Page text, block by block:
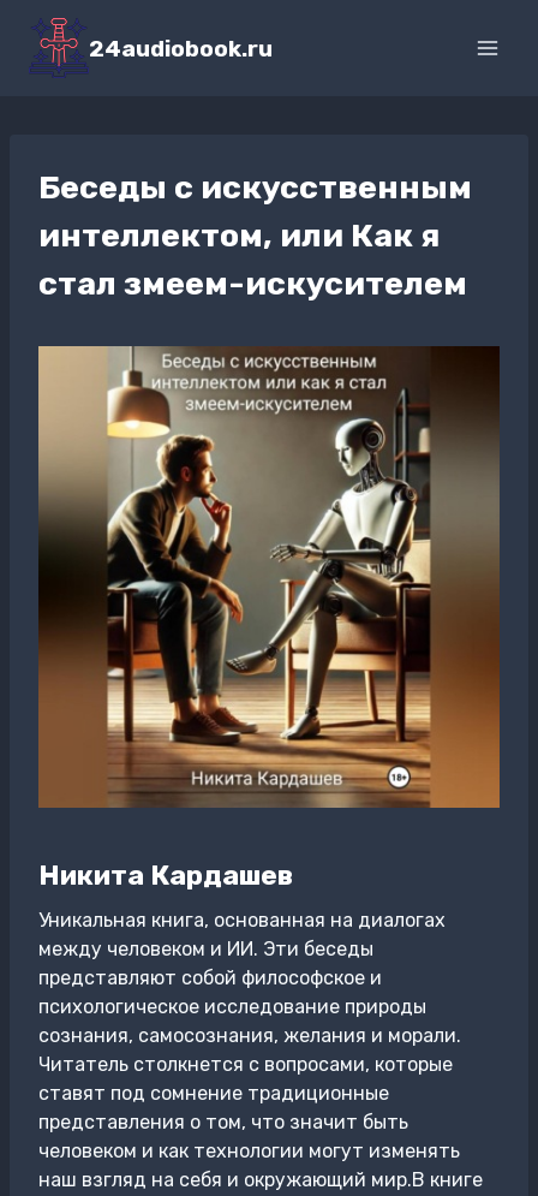
Перейти
содержимому
24audiobook.ru
Беседы с искусственным
интеллектом, или Как я
стал змеем-искусителем
Никита Кардашев
Уникальная книга, основанная на диалогах
между человеком и ИИ. Эти беседы
представляют собой философское и
психологическое исследование природы
сознания, самосознания, желания и морали.
Читатель столкнется с вопросами, которые
ставят под сомнение традиционные
представления о том, что значит быть
человеком и как технологии могут изменять
наш взгляд на себя и окружающий мир.В книге